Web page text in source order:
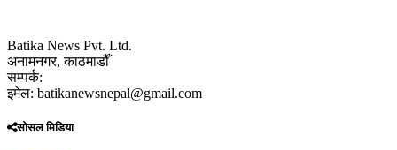
Batika News Pvt. Ltd.
अनामनगर, काठमाडौँ
सम्पर्क:
इमेल: batikanewsnepal@gmail.com
सोसल मिडिया